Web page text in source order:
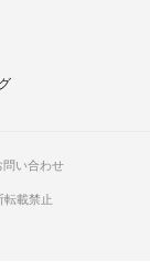
問い合わせ
転載禁止